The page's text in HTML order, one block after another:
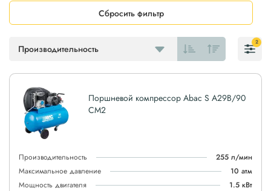
Производительность
Сбросить фильтр
2
Поршневой компрессор Abac S A29B/90
CM2
Производительность
255 л/мин
Максимальное давление
10 атм
Мощность двигателя
1.5 кВт